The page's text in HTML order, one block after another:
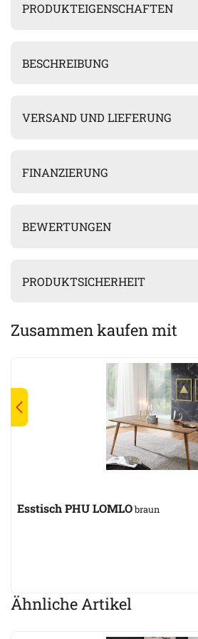
PRODUKTEIGENSCHAFTEN
BESCHREIBUNG
VERSAND UND LIEFERUNG
FINANZIERUNG
BEWERTUNGEN
PRODUKTSICHERHEIT
Zusammen kaufen mit
Esstisch PHU LOMLObraun
Ähnliche Artikel